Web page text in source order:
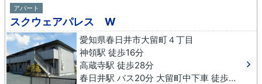
アパート
スクウェアパレス W
愛知県春日井市大留町４丁目
神領駅 徒歩16分
高蔵寺駅 徒歩28分
春日井駅 バス20分 大留町中下車 徒歩1分